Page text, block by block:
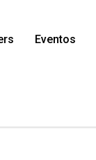
Eventos